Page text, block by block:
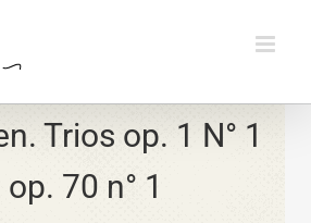
Trios op. 1 N° 1
70 n° 1